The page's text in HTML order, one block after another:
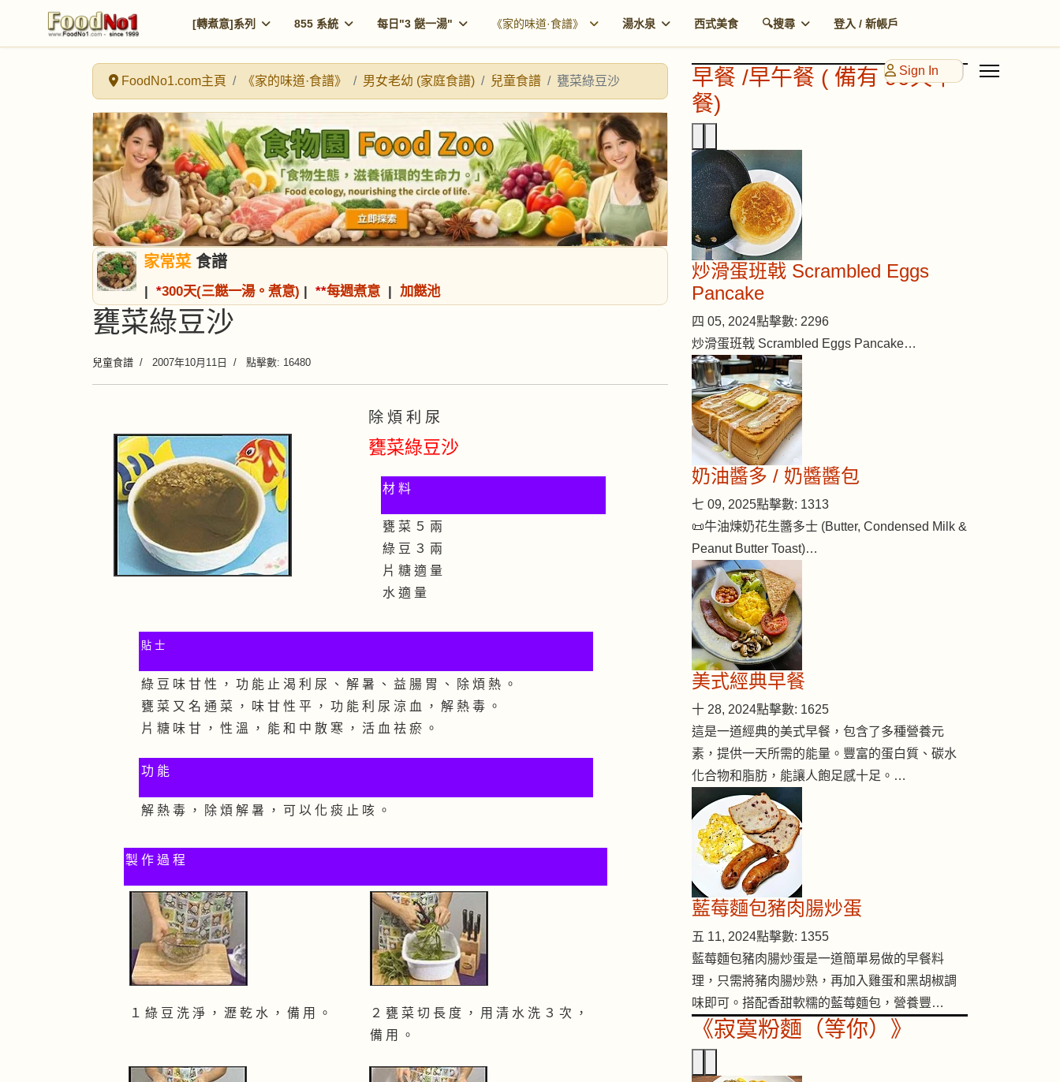
[轉煮意]系列 855 系統 每日"3 餸一湯" 《家的味道·食譜》 湯水泉 西式美食 🔍搜尋 登入 / 新帳戶
Sign In
FoodNo1.com主頁 《家的味道·食譜》 男女老幼 (家庭食譜) 兒童食譜 甕菜綠豆沙
家常菜 食譜
| *300天(三餸一湯。煮意) | **每週煮意 | 加餸池
甕菜綠豆沙
兒童食譜 2007年10月11日 點擊數: 16480
除 煩 利 尿
甕菜綠豆沙
材 料
甕 菜 ５ 兩
綠 豆 ３ 兩
片 糖 適 量
水 適 量
貼 士
綠 豆 味 甘 性 ， 功 能 止 渴 利 尿 、 解 暑 、 益 腸 胃 、 除 煩 熱 。
甕 菜 又 名 通 菜 ， 味 甘 性 平 ， 功 能 利 尿 涼 血 ， 解 熱 毒 。
片 糖 味 甘 ， 性 溫 ， 能 和 中 散 寒 ， 活 血 祛 瘀 。
功 能
解 熱 毒 ， 除 煩 解 暑 ， 可 以 化 痰 止 咳 。
製 作 過 程
１ 綠 豆 洗 淨 ， 瀝 乾 水 ， 備 用 。
２ 甕 菜 切 長 度 ， 用 清 水 洗 ３ 次 ，
備 用 。
早餐 /早午餐 ( 備有 90天早
餐)
炒滑蛋班戟 Scrambled Eggs
Pancake
四 05, 2024點擊數: 2296
炒滑蛋班戟 Scrambled Eggs Pancake…
奶油醬多 / 奶醬醬包
七 09, 2025點擊數: 1313
📜牛油煉奶花生醬多士 (Butter, Condensed Milk &
Peanut Butter Toast)…
美式經典早餐
十 28, 2024點擊數: 1625
這是一道經典的美式早餐，包含了多種營養元
素，提供一天所需的能量。豐富的蛋白質、碳水
化合物和脂肪，能讓人飽足感十足。…
藍莓麵包豬肉腸炒蛋
五 11, 2024點擊數: 1355
藍莓麵包豬肉腸炒蛋是一道簡單易做的早餐料
理，只需將豬肉腸炒熟，再加入雞蛋和黑胡椒調
味即可。搭配香甜軟糯的藍莓麵包，營養豐…
《寂寞粉麵（等你）》